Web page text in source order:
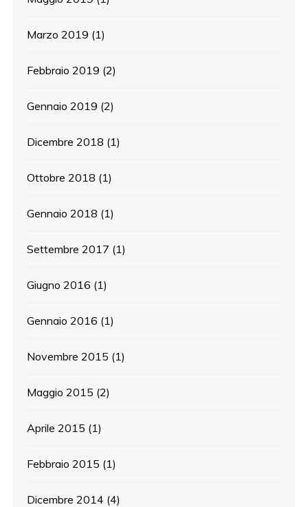
Marzo 2019 (1)
Febbraio 2019 (2)
Gennaio 2019 (2)
Dicembre 2018 (1)
Ottobre 2018 (1)
Gennaio 2018 (1)
Settembre 2017 (1)
Giugno 2016 (1)
Gennaio 2016 (1)
Novembre 2015 (1)
Maggio 2015 (2)
Aprile 2015 (1)
Febbraio 2015 (1)
Dicembre 2014 (4)